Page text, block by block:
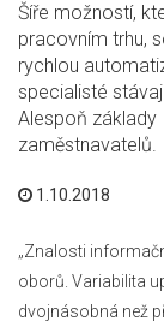
Šíře možností,
pracovním trhu,
rychlou
specialisté
Alespoň
zaměstnavatelů.
1.10.2018
„Znalosti
oborů. Variabilita
dvojnásobná než